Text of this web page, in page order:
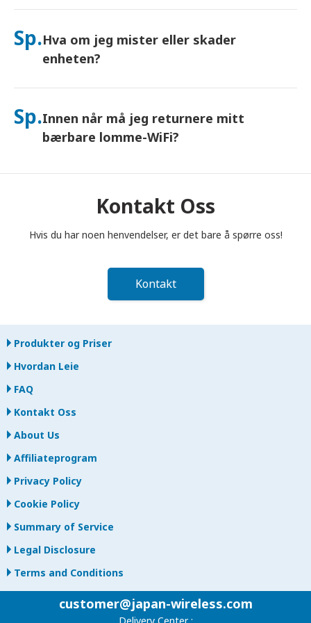
Ja – koble til opptil 10 enheter samtidig (telefoner, nettbrett,
inkluderer en gratis nødlader for bruk hele dagen.
Sp.Hva om jeg mister eller skader
enheten?
Du kan legge til Forsikring i kassen for å dekke tap eller skade.
skjer, kontakt oss umiddelbart – vi hjelper deg med å holde
deg tilkoblet.
Sp.Innen når må jeg returnere mitt
bærbare lomme-WiFi?
avsluttet. Hvis du returnerer for sent, vil du bli belastet.
Kontakt Oss
Hvis du har noen henvendelser, er det bare å spørre oss!
Kontakt
Produkter og Priser
Hvordan Leie
FAQ
Kontakt Oss
About Us
Affiliateprogram
Privacy Policy
Cookie Policy
Summary of Service
Legal Disclosure
Terms and Conditions
customer@japan-wireless.com